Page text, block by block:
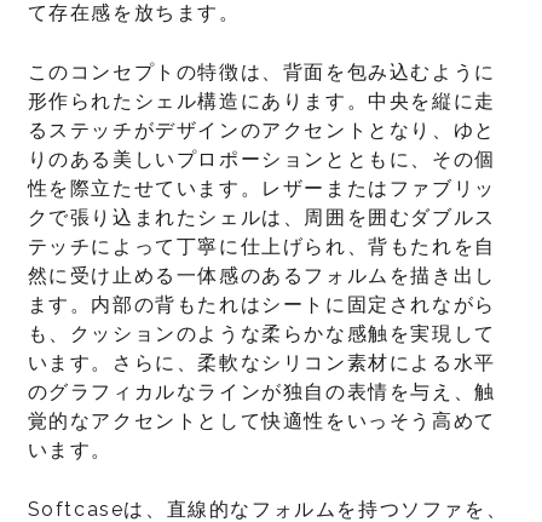
て存在感を放ちます。
このコンセプトの特徴は、背面を包み込むように
形作られたシェル構造にあります。中央を縦に走
るステッチがデザインのアクセントとなり、ゆと
りのある美しいプロポーションとともに、その個
性を際立たせています。レザーまたはファブリッ
クで張り込まれたシェルは、周囲を囲むダブルス
テッチによって丁寧に仕上げられ、背もたれを自
然に受け止める一体感のあるフォルムを描き出し
ます。内部の背もたれはシートに固定されながら
も、クッションのような柔らかな感触を実現して
います。さらに、柔軟なシリコン素材による水平
のグラフィカルなラインが独自の表情を与え、触
覚的なアクセントとして快適性をいっそう高めて
います。
Softcaseは、直線的なフォルムを持つソファを、